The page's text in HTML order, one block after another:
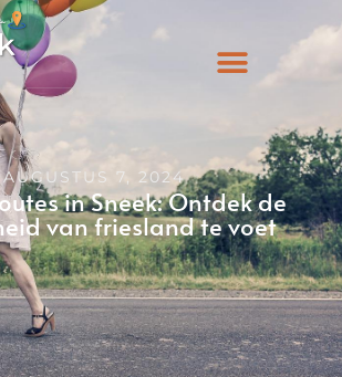
AUGUSTUS 7, 2024
in Sneek: Ontdek de
van friesland te voet